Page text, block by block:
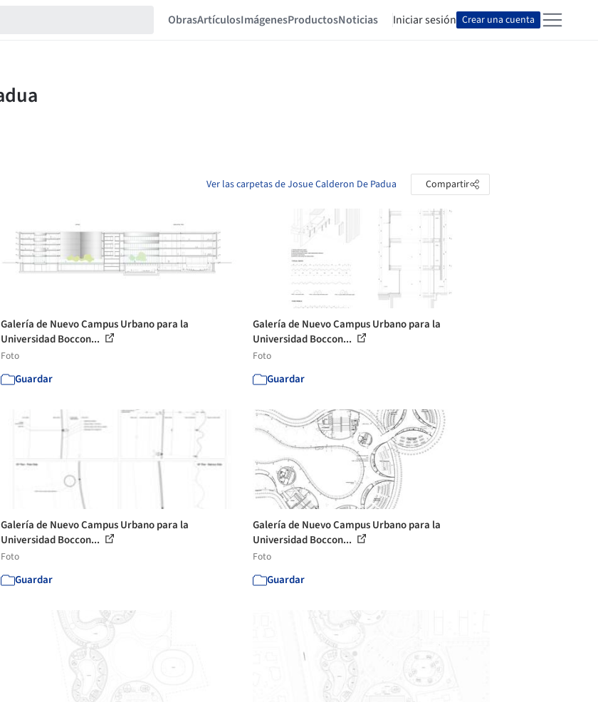
ObrasArtículosImágenesProductosNoticias Iniciar sesión Crear una cuenta
Ver las carpetas de Josue Calderon De Padua Compartir
Galería de Nuevo Campus Urbano para la
Universidad Boccon...
Foto
Guardar
Galería de Nuevo Campus Urbano para la
Universidad Boccon...
Foto
Guardar
Galería de Nuevo Campus Urbano para la
Universidad Boccon...
Foto
Guardar
Galería de Nuevo Campus Urbano para la
Universidad Boccon...
Foto
Guardar